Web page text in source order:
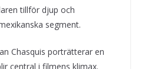
tillför djup och
segment.
Chasquis porträtterar en
central i filmens klimax.